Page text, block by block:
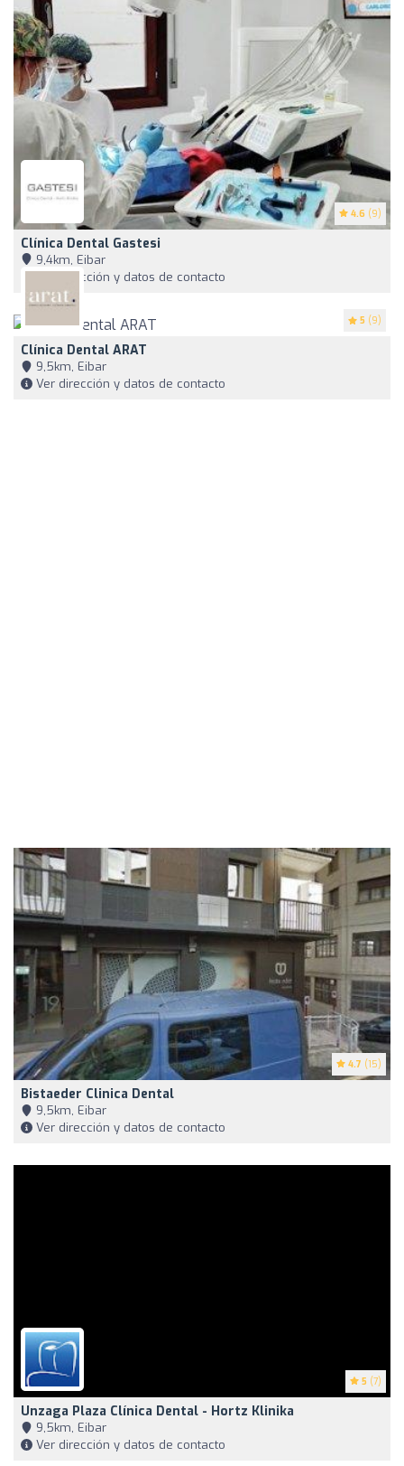
4.6 (9)
Clínica Dental Gastesi
9,4km, Eibar
Ver dirección y datos de contacto
5 (9)
Clínica Dental ARAT
9,5km, Eibar
Ver dirección y datos de contacto
4.7 (15)
Bistaeder Clinica Dental
9,5km, Eibar
Ver dirección y datos de contacto
5 (7)
Unzaga Plaza Clínica Dental - Hortz Klinika
9,5km, Eibar
Ver dirección y datos de contacto